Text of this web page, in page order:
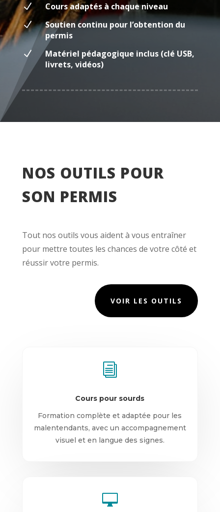
N
Cours adaptés à chaque niveau
N
Soutien continu pour l’obtention du
permis
N
Matériel pédagogique inclus (clé USB,
livrets, vidéos)
NOS OUTILS POUR
SON PERMIS
Tout nos outils vous aident à vous entraîner
pour mettre toutes les chances de votre côté et
réussir votre permis.
VOIR LES OUTILS
i
Cours pour sourds
Formation complète et adaptée pour les
malentendants, avec un accompagnement
visuel et en langue des signes.
